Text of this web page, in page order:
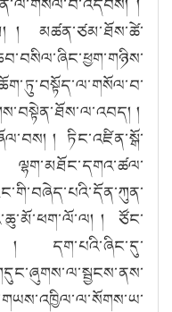
། མཚན་ཙམ་ཐོས་ཚེ་
།
། ཏིང་འཛིན་སྒོ་
། ཙོང་
། དག་པའི་ཞིང་དུ་